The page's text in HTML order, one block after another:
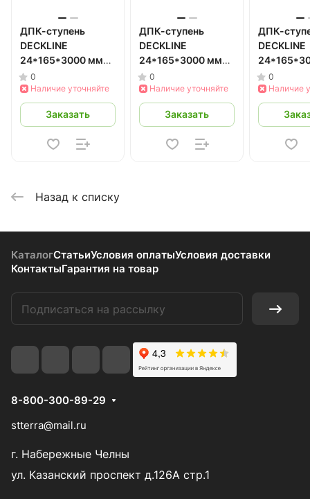
ДПК-ступень
DECKLINE
24*165*3000 мм
(серый) 3 м
0
Наличие уточняйте
Заказать
ДПК-ступень
DECKLINE
24*165*3000 мм
(черный) 3 м
0
Наличие уточняйте
Заказать
ДПК-
DECKLINE
(бук) 3 м
0
Наличие
Назад к списку
КаталогСтатьиУсловия оплатыУсловия доставки
КонтактыГарантия на товар
8-800-300-89-29
stterra@mail.ru
г. Набережные Челны
ул. Казанский проспект д.126А стр.1